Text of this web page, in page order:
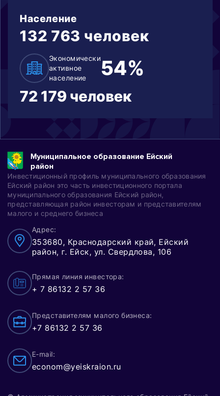
Население
132 763 человек
Экономически
активное
население
54%
72 179 человек
Муниципальное образование Ейский
район
Инвестиционный профиль муниципального образования
Ейский район это часть инвестиционного портала
муниципального образования Ейский район,
представляющая район инвесторам и представителям
малого и среднего бизнеса
Адрес:
353680, Краснодарский край, Ейский
район, г. Ейск, ул. Свердлова, 106
Прямая линия инвестора:
+ 7 86132 2 57 36
Представителям малого бизнеса:
+7 86132 2 57 36
E-mail:
econom@yeiskraion.ru